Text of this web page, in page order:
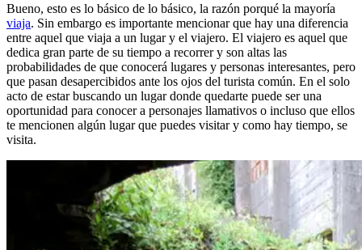
Bueno, esto es lo básico de lo básico, la razón porqué la mayoría
viaja. Sin embargo es importante mencionar que hay una diferencia
entre aquel que viaja a un lugar y el viajero. El viajero es aquel que
dedica gran parte de su tiempo a recorrer y son altas las
probabilidades de que conocerá lugares y personas interesantes, pero
que pasan desapercibidos ante los ojos del turista común. En el solo
acto de estar buscando un lugar donde quedarte puede ser una
oportunidad para conocer a personajes llamativos o incluso que ellos
te mencionen algún lugar que puedes visitar y como hay tiempo, se
visita.